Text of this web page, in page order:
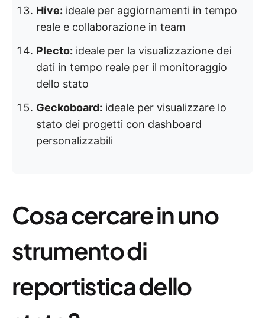
Hive: ideale per aggiornamenti in tempo
reale e collaborazione in team
Plecto: ideale per la visualizzazione dei
dati in tempo reale per il monitoraggio
dello stato
Geckoboard: ideale per visualizzare lo
stato dei progetti con dashboard
personalizzabili
Cosa cercare in uno
strumento di
reportistica dello